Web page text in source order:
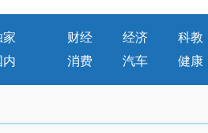
家
内
财经 经济
科教
消费
汽车 健康